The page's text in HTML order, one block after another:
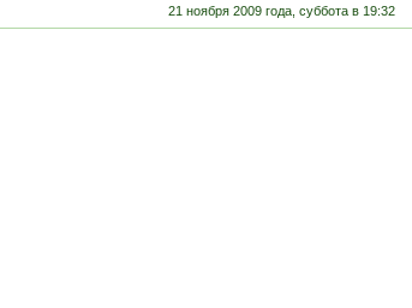
21 ноября 2009 года, суббота в 19:32